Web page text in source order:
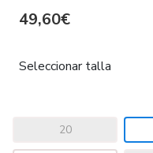
49,60€
Seleccionar talla
20